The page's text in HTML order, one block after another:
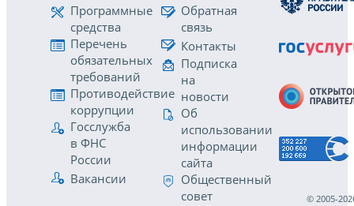
Программные
средства
Перечень
обязательных
требований
Противодействие
коррупции
Госслужба
в ФНС
России
Вакансии
Обратная
связь
Контакты
Подписка
на
новости
Об
использовании
информации
сайта
Общественный
совет
© 2005-